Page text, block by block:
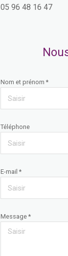
05 96 48 16 47
Nom et prénom *
Téléphone
E-mail *
Message *